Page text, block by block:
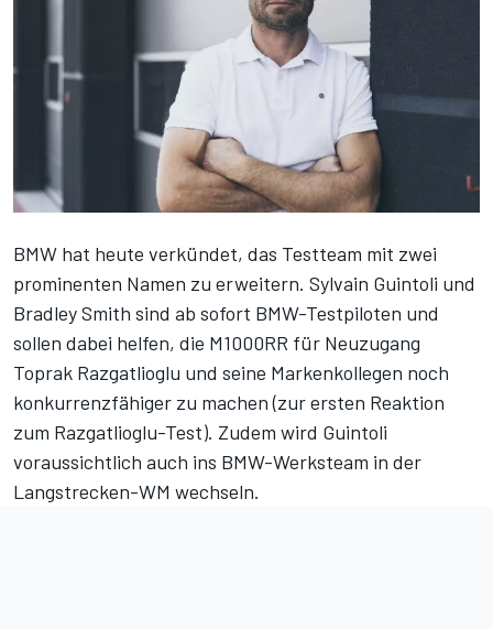
BMW hat heute verkündet, das Testteam mit zwei
prominenten Namen zu erweitern. Sylvain Guintoli und
Bradley Smith sind ab sofort BMW-Testpiloten und
sollen dabei helfen, die M1000RR für Neuzugang
Toprak Razgatlioglu und seine Markenkollegen noch
konkurrenzfähiger zu machen (zur ersten Reaktion
zum Razgatlioglu-Test). Zudem wird Guintoli
voraussichtlich auch ins BMW-Werksteam in der
Langstrecken-WM wechseln.